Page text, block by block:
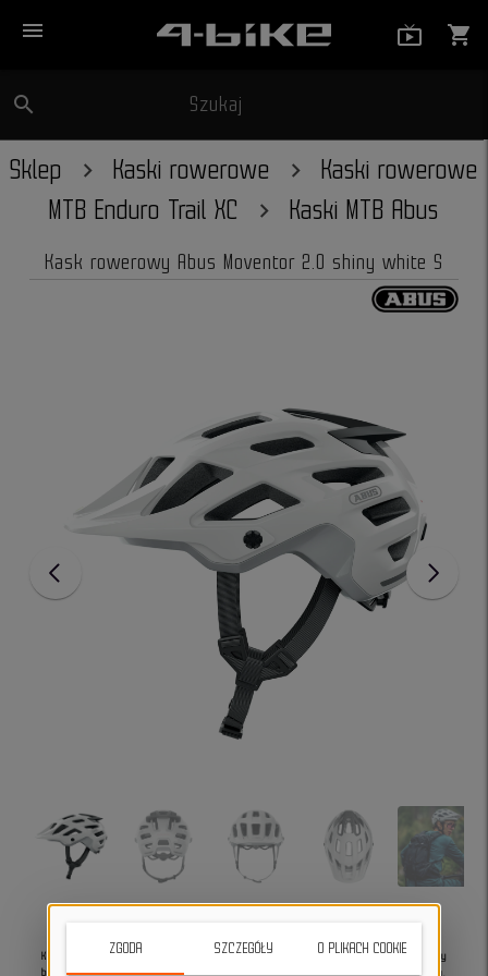
menu shopping_cart
search Szukaj
Sklep Kaski rowerowe
Kaski rowerowe
MTB Enduro Trail XC
Kaski MTB Abus
Kask rowerowy Abus Moventor 2.0 shiny white S
Kask rowerowy Abus Moventor 2.0 shiny white S zapewnia najwyższe standardy
bezpieczeństwa i komfortudla entuzjastów jazdy rowerowej po górskich trasach.
ZGODA SZCZEGÓŁY O PLIKACH COOKIE